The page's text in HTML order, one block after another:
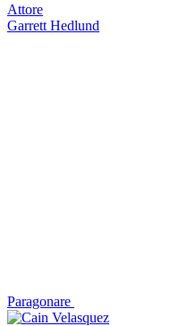
Attore
Garrett Hedlund
Paragonare